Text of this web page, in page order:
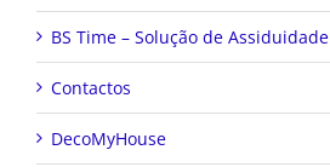
BS Time – Solução de Assiduidade
Contactos
DecoMyHouse